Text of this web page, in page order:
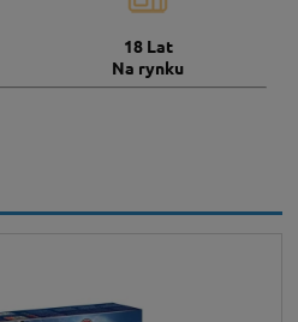
18 Lat
Na rynku